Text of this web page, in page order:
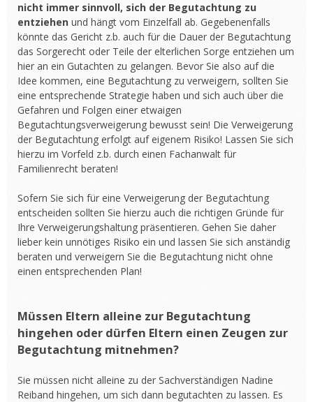
nicht immer sinnvoll, sich der Begutachtung zu
entziehen und hängt vom Einzelfall ab. Gegebenenfalls
könnte das Gericht z.b. auch für die Dauer der Begutachtung
das Sorgerecht oder Teile der elterlichen Sorge entziehen um
hier an ein Gutachten zu gelangen. Bevor Sie also auf die
Idee kommen, eine Begutachtung zu verweigern, sollten Sie
eine entsprechende Strategie haben und sich auch über die
Gefahren und Folgen einer etwaigen
Begutachtungsverweigerung bewusst sein! Die Verweigerung
der Begutachtung erfolgt auf eigenem Risiko! Lassen Sie sich
hierzu im Vorfeld z.b. durch einen Fachanwalt für
Familienrecht beraten!
Sofern Sie sich für eine Verweigerung der Begutachtung
entscheiden sollten Sie hierzu auch die richtigen Gründe für
Ihre Verweigerungshaltung präsentieren. Gehen Sie daher
lieber kein unnötiges Risiko ein und lassen Sie sich anständig
beraten und verweigern Sie die Begutachtung nicht ohne
einen entsprechenden Plan!
Müssen Eltern alleine zur Begutachtung
hingehen oder dürfen Eltern einen Zeugen zur
Begutachtung mitnehmen?
Sie müssen nicht alleine zu der Sachverständigen Nadine
Reiband hingehen, um sich dann begutachten zu lassen. Es